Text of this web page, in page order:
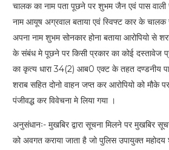
चालक का नाम पता पूछने पर शुभम जैन एवं पास वाली
नाम आयूष अग्रवाल बताया एवं स्विफ्ट कार के
अपना नाम शुभम सोनकार होना बताया आरोपियो से
के संबंध मे पूछने पर किसी प्रकार का कोई दस्तावेज
का कृत्य धारा 34(2) आब0 एक्ट के तहत दण्डनीय
शराब सहित दोनो वाहन जप्त कर आरोपियो को मौके
पंजीवद्ध कर विवेचना मे लिया गया ।
अनुसंधानः- मुखबिर द्वारा सूचना मिलने पर मुखबिर
को अवगत कराया जाता है जो पुलिस उपायुक्त महोदय